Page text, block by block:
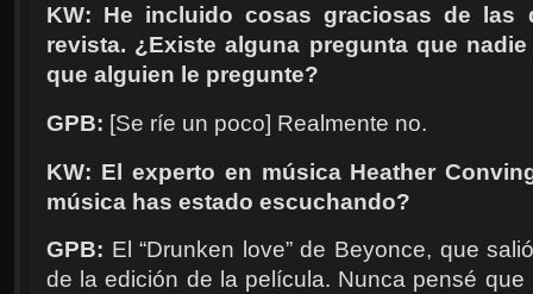
KW: He incluido cosas graciosas de
revista. ¿Existe alguna pregunta que
que alguien le pregunte?
GPB: [Se ríe un poco] Realmente no.
KW: El experto en música Heather
música has estado escuchando?
GPB: El “Drunken love” de Beyonce, que
de la edición de la película. Nunca pensé